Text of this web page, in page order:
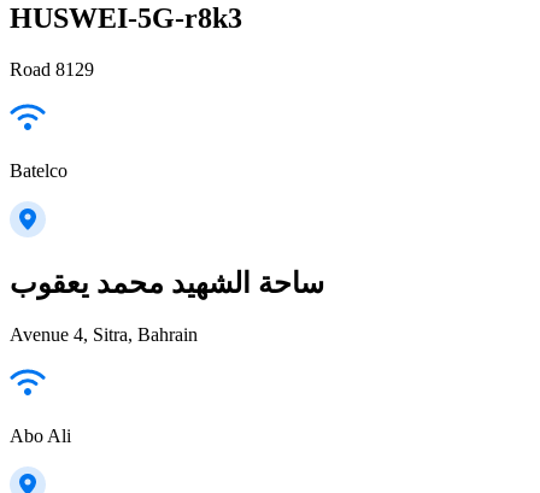
HUSWEI-5G-r8k3
Road 8129
Batelco
ساحة الشهيد محمد يعقوب
Avenue 4, Sitra, Bahrain
Abo Ali